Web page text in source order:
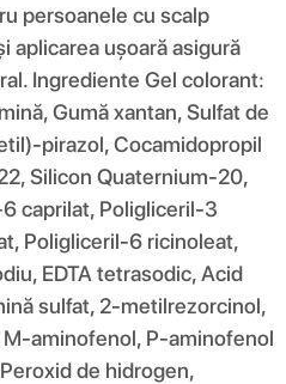
persoanele cu scalp
aplicarea ușoară asigură
Ingrediente Gel colorant:
Gumă xantan, Sulfat de
pirazol, Cocamidopropil
Silicon Quaternium-20,
caprilat, Poligliceril-3
Poligliceril-6 ricinoleat,
EDTA tetrasodic, Acid
sulfat, 2-metilrezorcinol,
aminofenol, P-aminofenol
de hidrogen,